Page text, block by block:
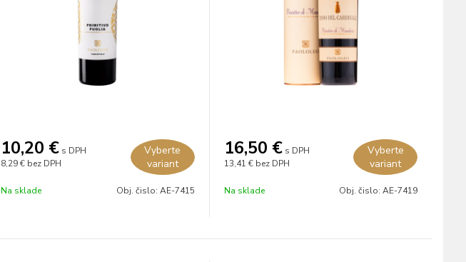
10,20 € s DPH
8,29 € bez DPH
Vyberte
variant
Na sklade Obj. čislo: AE-7415
16,50 € s DPH
13,41 € bez DPH
Vyberte
variant
Na sklade Obj. čislo: AE-7419